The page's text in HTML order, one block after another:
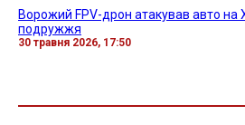
Ворожий FPV-дрон атакував авто на
подружжя
30 травня 2026, 17:50